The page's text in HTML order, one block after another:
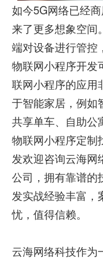
如今5G网络已经
来了更多想象空间
端对设备进行管控
物联网小程序开发
联网小程序的应用
于智能家居，例如
共享单车、自助公
物联网小程序定制
发欢迎咨询云海网
公司，拥有靠谱的
发实战经验丰富，
忧，值得信赖。
云海网络科技作为